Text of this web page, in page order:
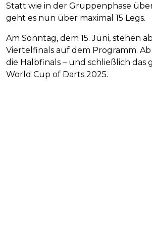
Statt wie in der Gruppenphase
geht es nun über maximal 15 Legs.
Am Sonntag, dem 15. Juni, stehen
Viertelfinals auf dem Programm.
die Halbfinals – und schließlich das
World Cup of Darts 2025.